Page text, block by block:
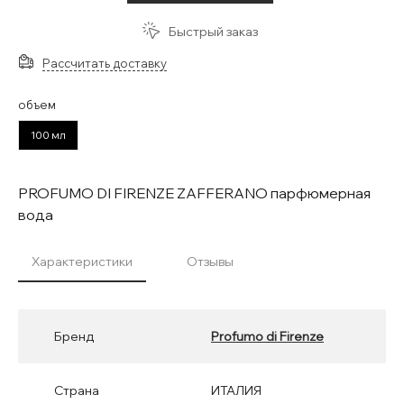
Быстрый заказ
Рассчитать доставку
объем
100 мл
PROFUMO DI FIRENZE ZAFFERANO парфюмерная
вода
Характеристики Отзывы
Бренд Profumo di Firenze
Страна ИТАЛИЯ